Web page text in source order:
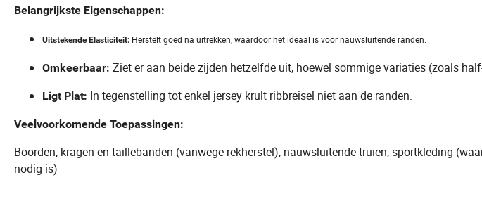
Belangrijkste Eigenschappen:
Uitstekende Elasticiteit: Herstelt goed na uitrekken, waardoor het ideaal is voor nauwsluitende randen.
Omkeerbaar: Ziet er aan beide zijden hetzelfde uit, hoewel sommige variaties (zoals
Ligt Plat: In tegenstelling tot enkel jersey krult ribbreisel niet aan de randen.
Veelvoorkomende Toepassingen:
Boorden, kragen en taillebanden (vanwege rekherstel), nauwsluitende truien, sportkleding
nodig is)